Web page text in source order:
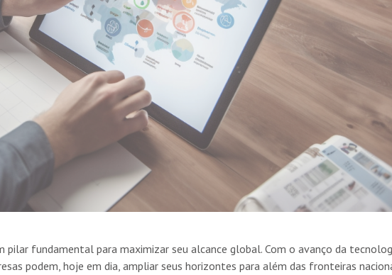
pilar fundamental para maximizar seu alcance global. Com o avanço da
podem, hoje em dia, ampliar seus horizontes para além das fronteiras